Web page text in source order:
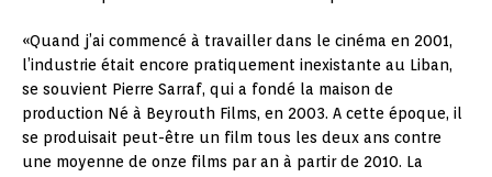
«Quand j’ai commencé à travailler dans le cinéma en 2001,
l’industrie était encore pratiquement inexistante au Liban,
se souvient Pierre Sarraf, qui a fondé la maison de
production Né à Beyrouth Films, en 2003. A cette époque, il
se produisait peut-être un film tous les deux ans contre
une moyenne de onze films par an à partir de 2010. La